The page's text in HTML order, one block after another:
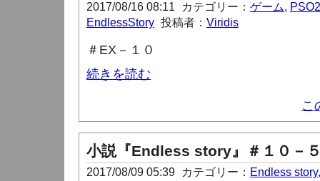
2017/08/16 08:11 カテゴリー： ゲーム, PSO2
EndlessStory 投稿者： Viridis
＃ EX －１０
続きを読む
こ
小説『Endless story』＃１０－
2017/08/09 05:39 カテゴリー： Endless story